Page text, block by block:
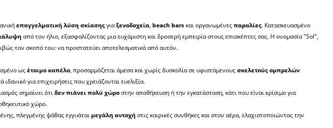
επαγγελματική λύση σκίασηςγιαξενοδοχεία, beach bars και οργανωμένεςπαραλίες. Κατασκευασμένο
από τον ήλιο, εξασφαλίζοντας μια ευχάριστη και δροσερή εμπειρία στους επισκέπτες σας. Η ονομασία "Sol",
τον σκοπό του: να προστατεύει αποτελεσματικά από αυτόν.
ωςέτοιμο καπέλο, προσαρμόζεται άμεσα και χωρίς δυσκολία σε υφιστάμενουςσκελετούς ομπρελών
ιδανικό για επιχειρήσεις που χρειάζονται ευελιξία.
σημαίνει ότιδεν πιάνει πολύ χώροστην αποθήκευση ή την εγκατάσταση, κάτι που είναι κρίσιμο για
χώρο.
πλεγμένης ψάθας εγγυάται μεγάλη αντοχή στις καιρικές συνθήκες και στον αέρα, ελαχιστοποιώντας την